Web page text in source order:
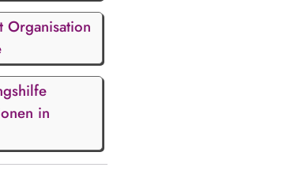
Organisation
in